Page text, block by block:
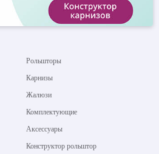
Рольшторы
Карнизы
Жалюзи
Комплектующие
Аксессуары
Конструктор рольштор